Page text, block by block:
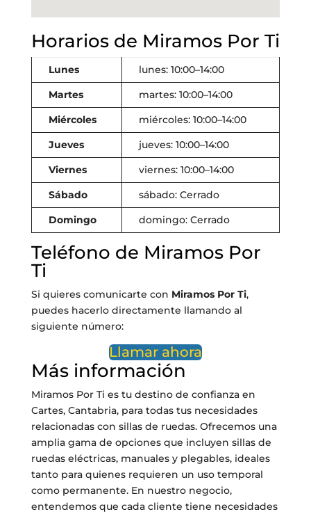
Horarios de Miramos Por Ti
Lunes
lunes: 10:00–14:00
Martes
martes: 10:00–14:00
Miércoles
miércoles: 10:00–14:00
Jueves
jueves: 10:00–14:00
Viernes
viernes: 10:00–14:00
Sábado
sábado: Cerrado
Domingo
domingo: Cerrado
Teléfono de Miramos Por
Ti
Si quieres comunicarte con Miramos Por Ti,
puedes hacerlo directamente llamando al
siguiente número:
Llamar ahora
Más información
Miramos Por Ti es tu destino de confianza en
Cartes, Cantabria, para todas tus necesidades
relacionadas con sillas de ruedas. Ofrecemos una
amplia gama de opciones que incluyen sillas de
ruedas eléctricas, manuales y plegables, ideales
tanto para quienes requieren un uso temporal
como permanente. En nuestro negocio,
entendemos que cada cliente tiene necesidades